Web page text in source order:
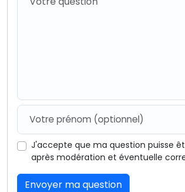
J'accepte que ma question puisse
après modération et éventuelle
Envoyer ma question